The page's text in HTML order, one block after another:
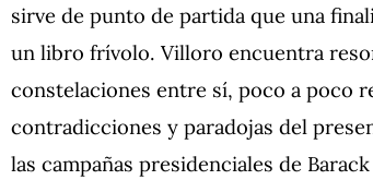
sirve de punto de partida que una
un libro frívolo. Villoro encuentra
constelaciones entre sí, poco a poco
contradicciones y paradojas del
las campañas presidenciales de